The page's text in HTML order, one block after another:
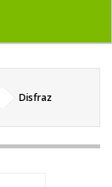
+
+
Disfraz